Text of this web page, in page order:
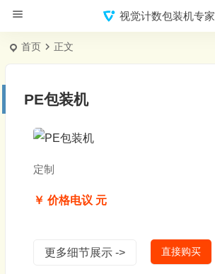
视觉计数包装机专家
首页 正文
PE包装机
定制
￥ 价格电议 元
更多细节展示 -> 直接购买